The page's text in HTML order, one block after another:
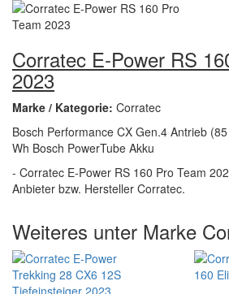
Corratec E-Power RS
2023
Marke / Kategorie: Corratec
Bosch Performance CX Gen.4 Antrieb
Wh Bosch PowerTube Akku
- Corratec E-Power RS 160 Pro Team
Anbieter bzw. Hersteller Corratec.
Weiteres unter Marke